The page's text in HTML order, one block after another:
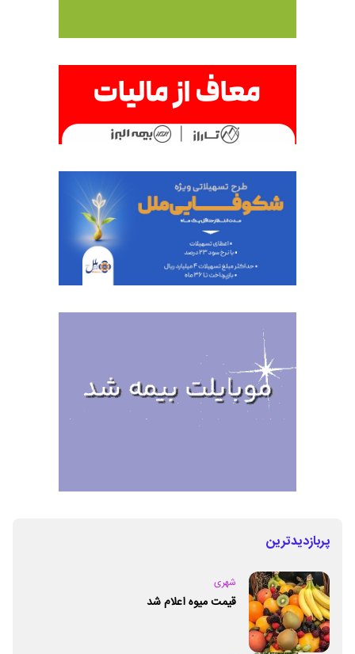
پربازدیدترین
شهری
قیمت میوه اعلام شد